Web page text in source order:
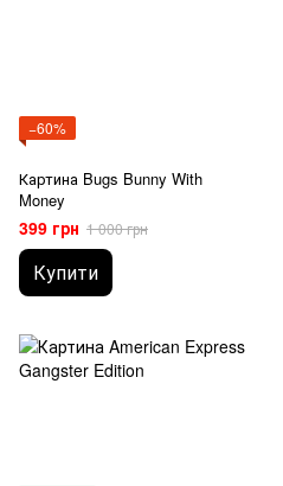
−60%
Картина Bugs Bunny With
Money
399 грн 1 000 грн
Купити